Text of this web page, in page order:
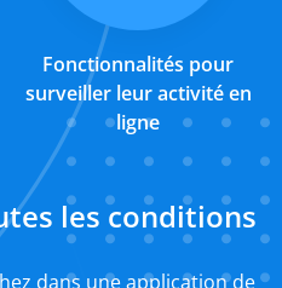
Fonctionnalités pour
surveiller leur activité en
ligne
les conditions
dans une application de